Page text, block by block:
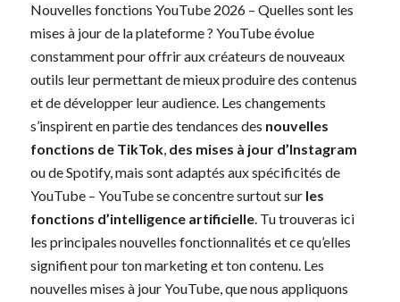
Nouvelles fonctions YouTube 2026 – Quelles sont les
mises à jour de la plateforme ? YouTube évolue
constamment pour offrir aux créateurs de nouveaux
outils leur permettant de mieux produire des contenus
et de développer leur audience. Les changements
s’inspirent en partie des tendances des nouvelles
fonctions de TikTok, des mises à jour d’Instagram
ou de Spotify, mais sont adaptés aux spécificités de
YouTube – YouTube se concentre surtout sur les
fonctions d’intelligence artificielle. Tu trouveras ici
les principales nouvelles fonctionnalités et ce qu’elles
signifient pour ton marketing et ton contenu. Les
nouvelles mises à jour YouTube, que nous appliquons